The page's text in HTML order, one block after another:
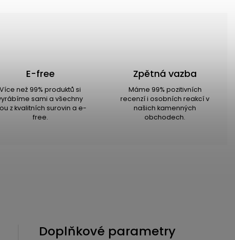
E-free
Více než 99% produktů si
sami a všechny
z kvalitních surovin a e-
free.
Zpětná vazba
Máme 99% pozitivních
recenzí i osobních reakcí v
našich kamenných
obchodech.
Doplňkové parametry